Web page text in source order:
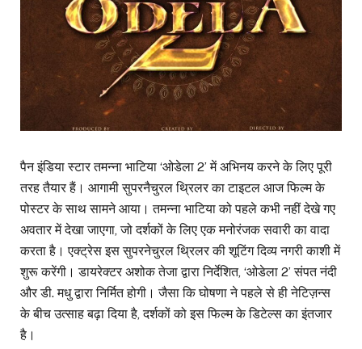
पैन इंडिया स्टार तमन्ना भाटिया ‘ओडेला 2’ में अभिनय करने के लिए पूरी
तरह तैयार हैं। आगामी सुपरनैचुरल थ्रिलर का टाइटल आज फिल्म के
पोस्टर के साथ सामने आया। तमन्ना भाटिया को पहले कभी नहीं देखे गए
अवतार में देखा जाएगा, जो दर्शकों के लिए एक मनोरंजक सवारी का वादा
करता है। एक्ट्रेस इस सुपरनेचुरल थ्रिलर की शूटिंग दिव्य नगरी काशी में
शुरू करेंगी। डायरेक्टर अशोक तेजा द्वारा निर्देशित, ‘ओडेला 2’ संपत नंदी
और डी. मधु द्वारा निर्मित होगी। जैसा कि घोषणा ने पहले से ही नेटिज़न्स
के बीच उत्साह बढ़ा दिया है, दर्शकों को इस फिल्म के डिटेल्स का इंतजार
है।